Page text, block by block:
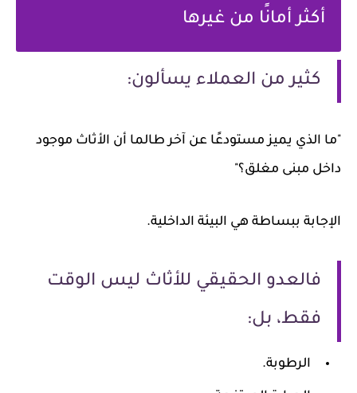
أكثر أمانًا من غيرها
كثير من العملاء يسألون:
"ما الذي يميز مستودعًا عن آخر طالما أن الأثاث موجود
داخل مبنى مغلق؟"
الإجابة ببساطة هي البيئة الداخلية.
فالعدو الحقيقي للأثاث ليس الوقت
فقط، بل:
الرطوبة.